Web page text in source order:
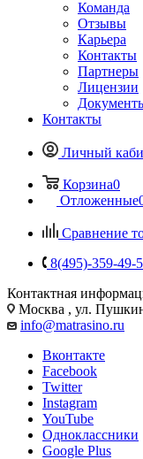
Команда
Отзывы
Карьера
Контакты
Партнеры
Лицензии
Контакты
Личный
Корзина0
Отложенные
Сравнение
8(495)-359-49-
Контактная
Москва , ул.
info@matrasino.ru
Вконтакте
Facebook
Twitter
Instagram
YouTube
Одноклассники
Google Plus